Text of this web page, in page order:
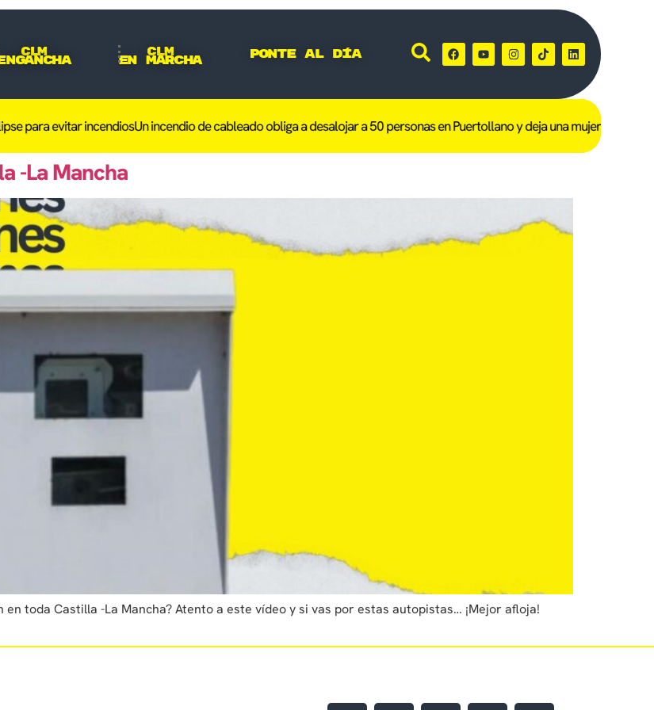
CLM CLM
En Marcha Ponte al día
para evitar incendiosUn incendio de cableado obliga a desalojar a 50 personas en Puertollano y deja una mujer de 101
-La Mancha
toda Castilla -La Mancha? Atento a este vídeo y si vas por estas autopistas… ¡Mejor afloja!